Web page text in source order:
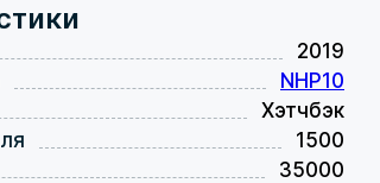
2019
NHP10
Хэтчбэк
1500
35000